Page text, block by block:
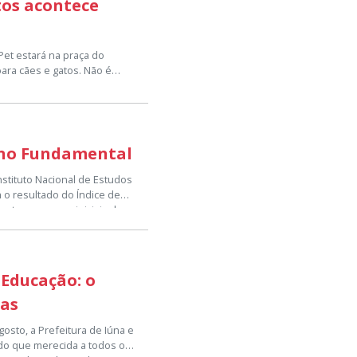
acontece
estará na praça do
cães e gatos. Não é
de forma segura,
não poderão receber as
Fundamental
Nacional de Estudos
o resultado do Índice de
aos anos iniciais do
como está a qualidade
ao ensino fundamental
alunos em português e
o
a Prefeitura de Iúna e
que merecida a todos os